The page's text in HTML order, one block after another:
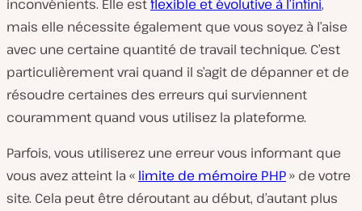
inconvénients. Elle estflexible et évolutive à l’infini,
mais elle nécessite également que vous soyez à l’aise
avec une certaine quantité de travail technique. C’est
particulièrement vrai quand il s’agit de dépanner et de
résoudre certaines des erreurs qui surviennent
couramment quand vous utilisez la plateforme.
Parfois, vous utiliserez une erreur vous informant que
vous avez atteint la « limite de mémoire PHP» de votre
site. Cela peut être déroutant au début, d’autant plus